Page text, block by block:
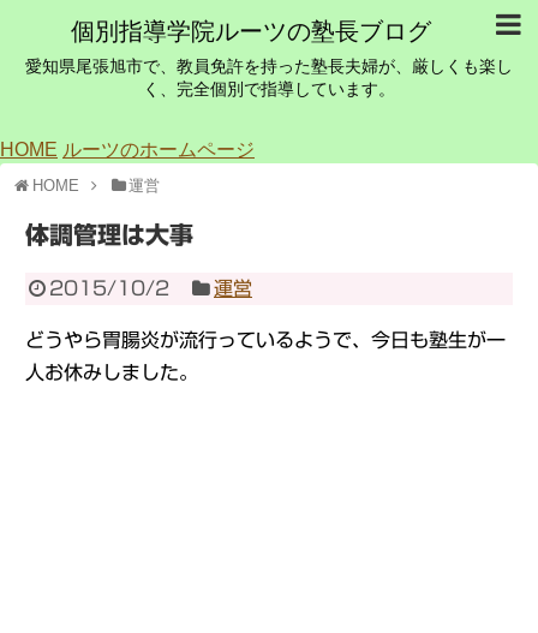
個別指導学院ルーツの塾長ブログ
愛知県尾張旭市で、教員免許を持った塾長夫婦が、厳しくも楽し
く、完全個別で指導しています。
HOME ルーツのホームページ
HOME 運営
体調管理は大事
2015/10/2 運営
どうやら胃腸炎が流行っているようで、今日も塾生が一
人お休みしました。